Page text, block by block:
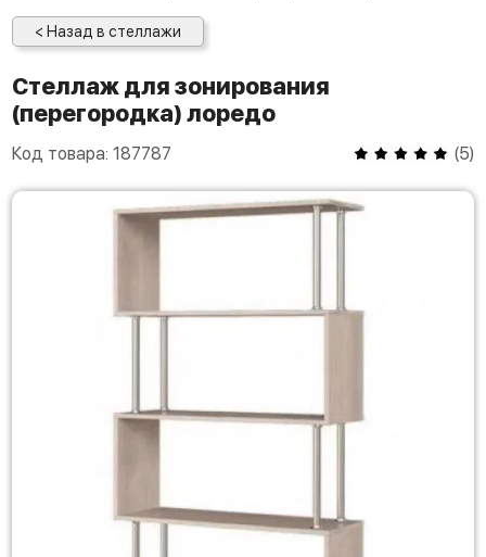
< Назад в стеллажи
Стеллаж для зонирования
(перегородка) лоредо
Код товара: 187787 (5)